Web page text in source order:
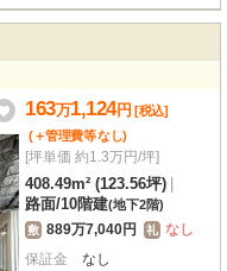
163万1,124円 [税込]
(＋管理費等なし)
[坪単価 約1.3万円/坪]
408.49m² (123.56坪)
路面/10階建(地下2階)
敷 889万7,040円 礼 なし
保証金
なし